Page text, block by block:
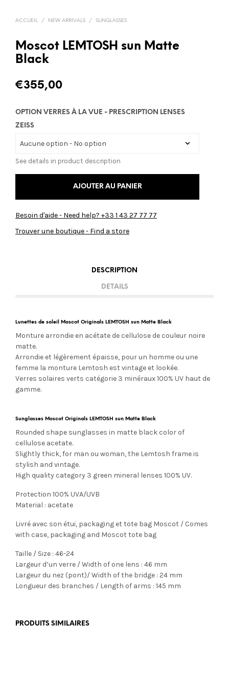
ACCUEIL / NEW ARRIVALS / SUNGLASSES
Moscot LEMTOSH sun Matte
Black
€355,00
OPTION VERRES À LA VUE - PRESCRIPTION LENSES
ZEISS
See details in product description
AJOUTER AU PANIER
Besoin d'aide - Need help? +33 1 43 27 77 77
Trouver une boutique - Find a store
DESCRIPTION
DETAILS
Lunettes de soleil Moscot Originals LEMTOSH sun Matte Black
Monture arrondie en acétate de cellulose de couleur noire
matte.
Arrondie et légèrement épaisse, pour un homme ou une
femme la monture Lemtosh est vintage et lookée.
Verres solaires verts catégorie 3 minéraux 100% UV haut de
gamme.
Sunglasses Moscot Originals LEMTOSH sun Matte Black
Rounded shape sunglasses in matte black color of
cellulose acetate.
Slightly thick, for man ou woman, the Lemtosh frame is
stylish and vintage.
High quality category 3 green mineral lenses 100% UV.
Protection 100% UVA/UVB
Material : acetate
Livré avec son étui, packaging et tote bag Moscot / Comes
with case, packaging and Moscot tote bag
Taille / Size : 46-24
Largeur d’un verre / Width of one lens : 46 mm
Largeur du nez (pont)/ Width of the bridge : 24 mm
Longueur des branches / Length of arms : 145 mm
PRODUITS SIMILAIRES